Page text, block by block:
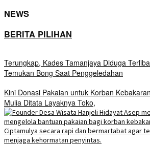
NEWS
BERITA PILIHAN
Terungkap, Kades Tamanjaya Diduga
Temukan Bong Saat Penggeledahan
Kini Donasi Pakaian untuk Korban
Mulia Ditata Layaknya Toko,